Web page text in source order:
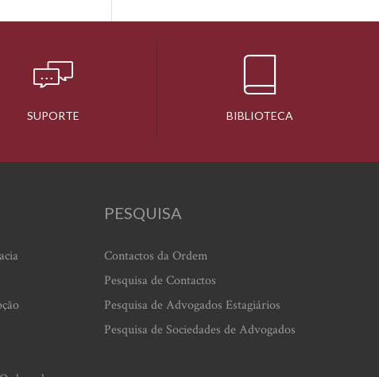
SUPORTE BIBLIOTECA
PESQUISA
Contactos da Ordem
Pesquisa de Contactos
Pesquisa de Advogados Estagiários
Pesquisa de Sociedades de Advogados